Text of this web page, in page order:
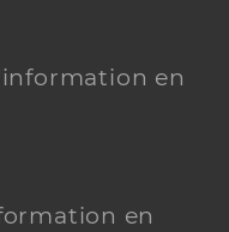
en
en